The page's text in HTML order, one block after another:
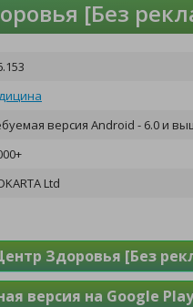
[Без
версия Android - 6.0 и
Ltd
Здоровья [Без
версия на Google Play